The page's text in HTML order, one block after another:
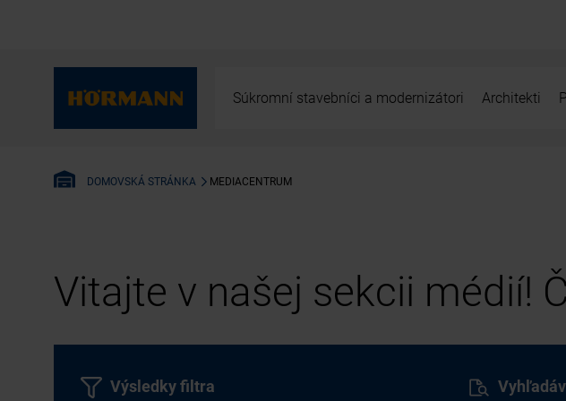
Súkromní stavebníci a modernizátori Architekti
DOMOVSKÁ STRÁNKA MEDIACENTRUM
Vitajte v našej sekcii médií!
Výsledky filtra